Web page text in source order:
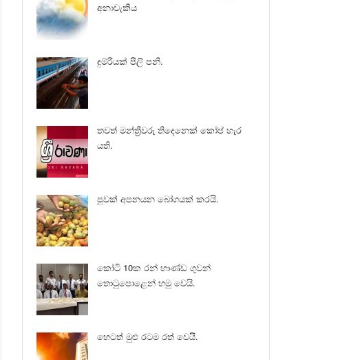
අනාවැකිය
දුම්රියක් පීලි පනී.
තවත් මන්ත්‍රීවරු තිදෙනෙක් කෝප් හැර
යති.
පුවක් අපනයන බෝගයක් කරයි.
කෝටි 10ක රන් භාණ්ඩ ගුවන්
තොටුපොළෙන් හමු වෙයි.
හෙටත් මුළු රටම රත් වෙයි.